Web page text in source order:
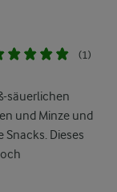
(1)
säuerlichen
und Minze und
Dieses